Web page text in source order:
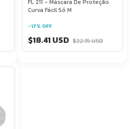
FL 211 - Máscara De Proteção
Curva Fácil Só M
-17% OFF
$18.41 USD $22.15 USD